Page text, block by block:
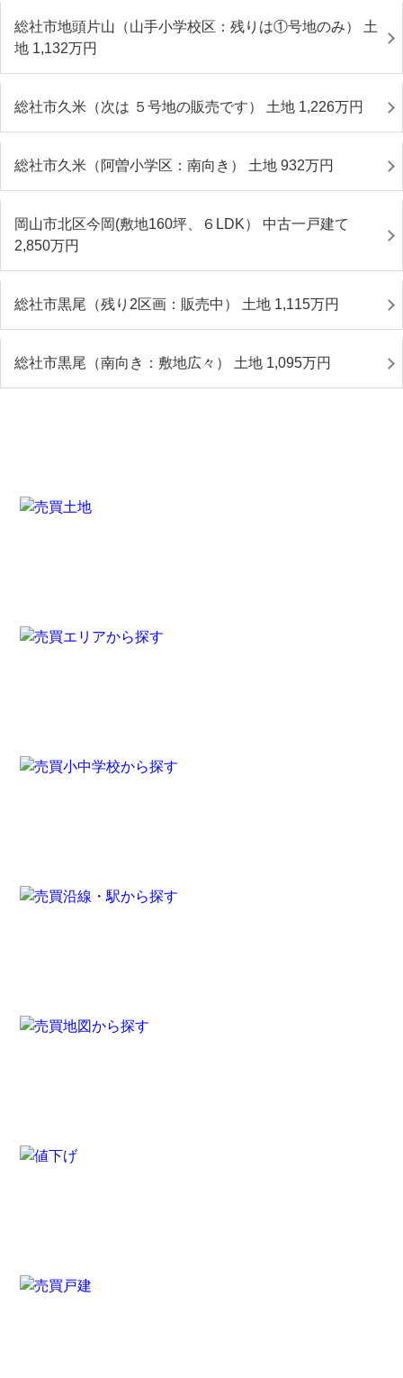
総社市地頭片山（山手小学校区：残りは①号地のみ） 土
地 1,132万円
総社市久米（次は ５号地の販売です） 土地 1,226万円
総社市久米（阿曽小学区：南向き） 土地 932万円
岡山市北区今岡(敷地160坪、６LDK） 中古一戸建て
2,850万円
総社市黒尾（残り2区画：販売中） 土地 1,115万円
総社市黒尾（南向き：敷地広々） 土地 1,095万円